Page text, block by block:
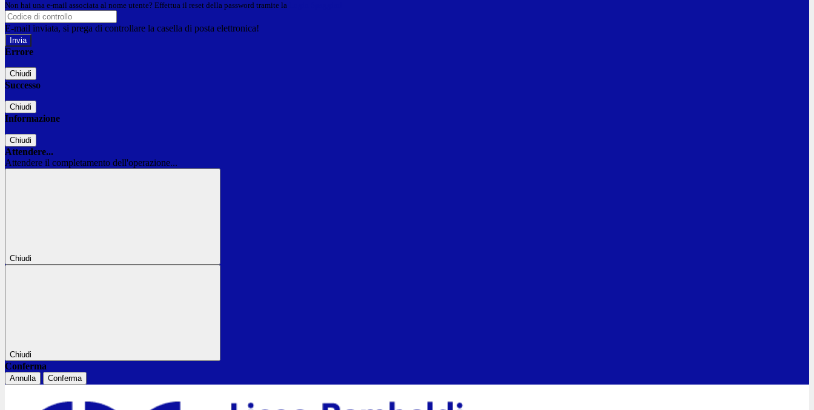
Non hai una e-mail associata al nome utente? Effettua il reset della password tramite la
E-mail inviata, si prega di controllare la casella di posta elettronica!
Errore
Chiudi
Successo
Chiudi
Informazione
Chiudi
Attendere...
Attendere il completamento dell'operazione...
Chiudi
Chiudi
Conferma
Annulla Conferma